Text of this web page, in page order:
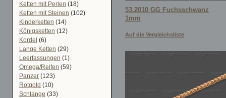
53.2010 GG Fuchsschwanz
1mm
Auf die Vergleichsliste
Ketten mit Perlen (18)
Ketten mit Steinen (102)
Kinderketten (14)
Königsketten (12)
Kordel (6)
Lange Ketten (29)
Leerfassungen (1)
Omega/Reifen (59)
Panzer (123)
Rotgold (10)
Schlange (33)